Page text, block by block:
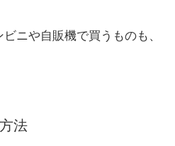
ニや自販機で買うものも、
法